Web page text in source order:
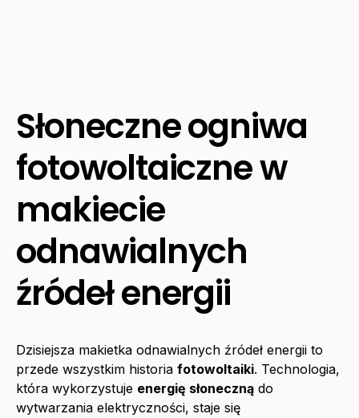
Słoneczne ogniwa
fotowoltaiczne w
makiecie
odnawialnych
źródeł energii
Dzisiejsza makietka odnawialnych źródeł energii to
przede wszystkim historia fotowoltaiki. Technologia,
która wykorzystuje energię słoneczną do
wytwarzania elektryczności, staje się